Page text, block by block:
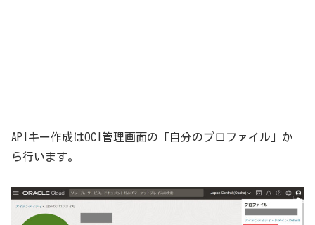
APIキー作成はOCI管理画面の「自分のプロファイル」か
ら行います。